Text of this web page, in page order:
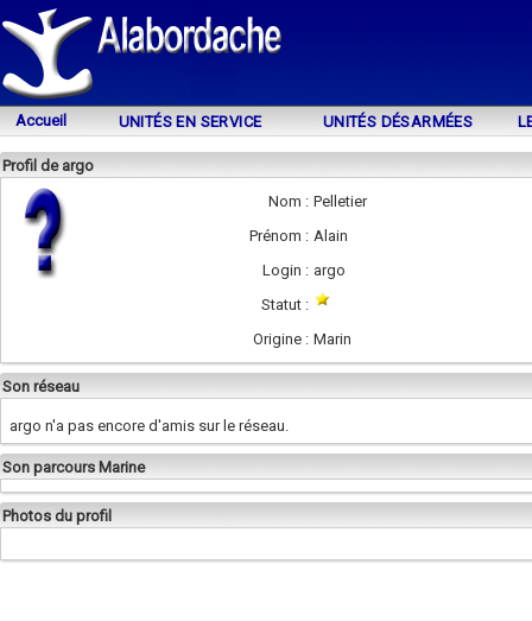
Accueil UNITÉS EN SERVICE UNITÉS DÉSARMÉES
Profil de argo
Nom : Pelletier
Prénom : Alain
Login : argo
Statut :
Origine : Marin
Son réseau
argo n'a pas encore d'amis sur le réseau.
Son parcours Marine
Photos du profil